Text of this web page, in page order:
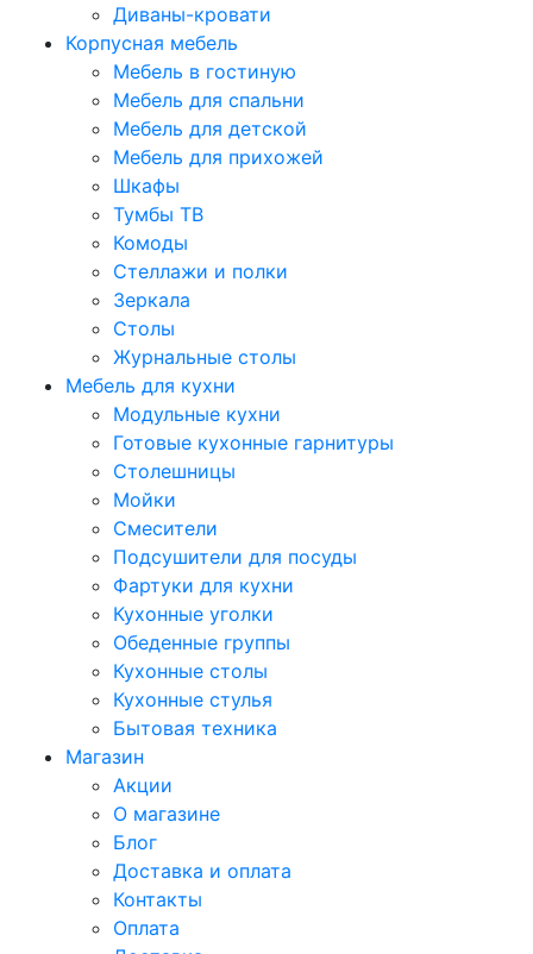
Диваны-кровати
Корпусная мебель
Мебель в гостиную
Мебель для спальни
Мебель для детской
Мебель для прихожей
Шкафы
Тумбы ТВ
Комоды
Стеллажи и полки
Зеркала
Столы
Журнальные столы
Мебель для кухни
Модульные кухни
Готовые кухонные гарнитуры
Столешницы
Мойки
Смесители
Подсушители для посуды
Фартуки для кухни
Кухонные уголки
Обеденные группы
Кухонные столы
Кухонные стулья
Бытовая техника
Магазин
Акции
О магазине
Блог
Доставка и оплата
Контакты
Оплата